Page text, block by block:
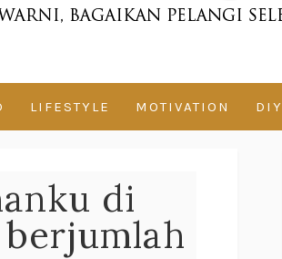
LIFESTYLE MOTIVATION DIY
di